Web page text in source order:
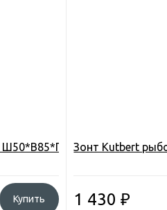
с подстаканником,
Ш50*В85*Г50, с мягкими
Купить
Зонт Kutbert
1 430₽